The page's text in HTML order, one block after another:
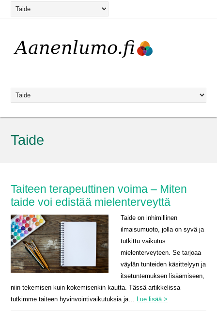
Taide
Taiteen terapeuttinen voima – Miten
taide voi edistää mielenterveyttä
Taide on inhimillinen
ilmaisumuoto, jolla on syvä ja
tutkittu vaikutus
mielenterveyteen. Se tarjoaa
väylän tunteiden käsittelyyn ja
itsetuntemuksen lisäämiseen,
niin tekemisen kuin kokemisenkin kautta. Tässä artikkelissa
tutkimme taiteen hyvinvointivaikutuksia ja… Lue lisää >